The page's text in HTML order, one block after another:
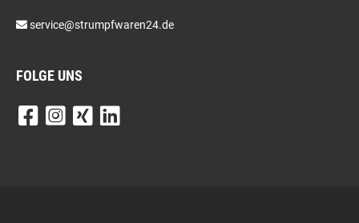
service@strumpfwaren24.de
FOLGE UNS